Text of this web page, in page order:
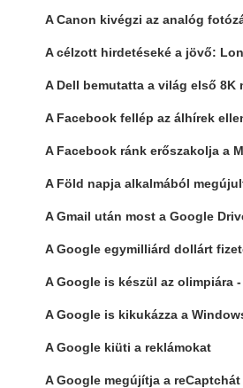
A Canon kivégzi az analóg
A célzott hirdetéseké a jövő:
A Dell bemutatta a világ első 8K
A Facebook fellép az álhírek
A Facebook ránk erőszakolja a
A Föld napja alkalmából
A Gmail után most a Google
A Google egymilliárd dollárt
A Google is készül az olimpiára -
A Google is kikukázza a
A Google kiüti a reklámokat
A Google megújítja a reCaptchát